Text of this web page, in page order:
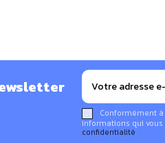
seront détaillées
maladie de civilisation
simples à comprendre et
Protection ondes
Conformément
informations qui
confidentialité.